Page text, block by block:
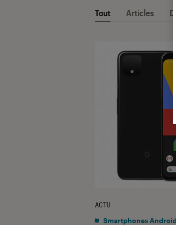
Tout Articles
ACTU
Smartphones Android